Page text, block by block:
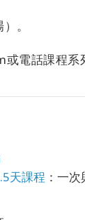
。
電話課程系
天課程 ：一